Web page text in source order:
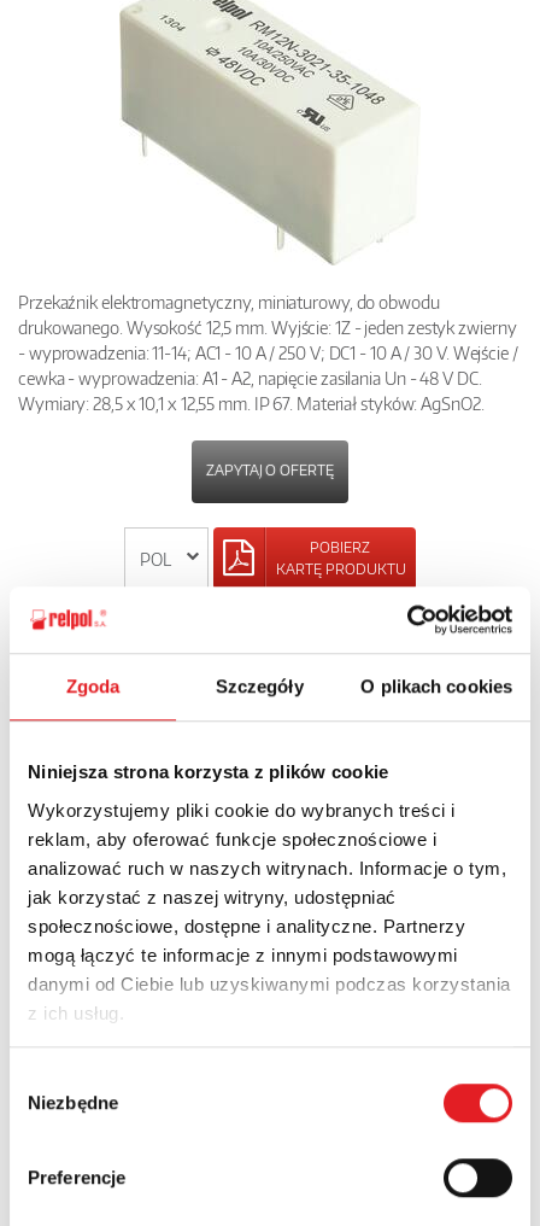
Zgoda Szczegóły O plikach cookies
Niniejsza strona korzysta z plików cookie
Wykorzystujemy pliki cookie do wybranych treści i
reklam, aby oferować funkcje społecznościowe i
analizować ruch w naszych witrynach. Informacje o tym,
jak korzystać z naszej witryny, udostępniać
społecznościowe, dostępne i analityczne. Partnerzy
mogą łączyć te informacje z innymi podstawowymi
danymi od Ciebie lub uzyskiwanymi podczas korzystania
z ich usług.
zgody
Niezbędne
Preferencje
Przekaźnik elektromagnetyczny, miniaturowy, do obwodu
drukowanego. Wysokość 12,5 mm. Wyjście: 1Z - jeden zestyk zwierny
- wyprowadzenia: 11-14; AC1 - 10 A / 250 V; DC1 - 10 A / 30 V. Wejście /
cewka - wyprowadzenia: A1 - A2, napięcie zasilania Un - 48 V DC.
Wymiary: 28,5 x 10,1 x 12,55 mm. IP 67. Materiał styków: AgSnO2.
ZAPYTAJ O OFERTĘ
POBIERZ
KARTĘ PRODUKTU
Zapytaj o szczegóły oferty
Imię i nazwisko: *
Adres e-mail: *